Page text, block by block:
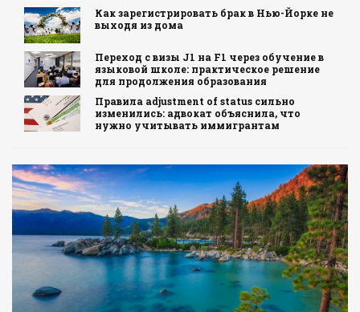
Как зарегистрировать брак в Нью-Йорке не
выходя из дома
Переход с визы J1 на F1 через обучение в
языковой школе: практическое решение
для продолжения образования
Правила adjustment of status сильно
изменились: адвокат объяснила, что
нужно учитывать иммигрантам